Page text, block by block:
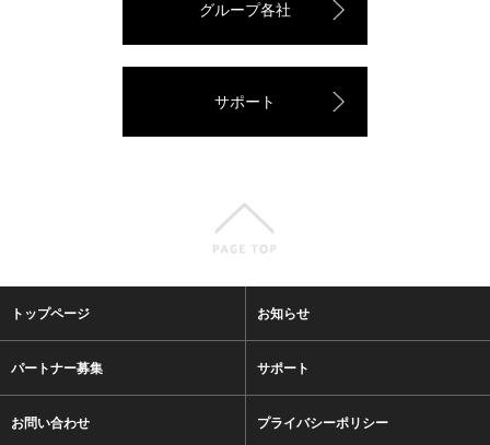
グループ各社
サポート
トップページ お知らせ
パートナー募集 サポート
お問い合わせ プライバシーポリシー